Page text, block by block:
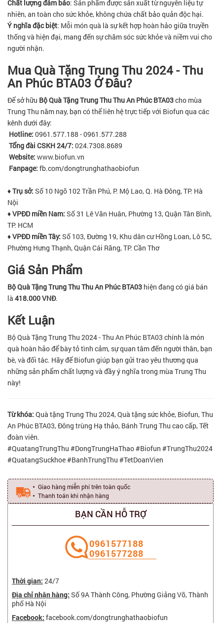
Chất lượng đảm bảo: Sản phẩm được sản xuất từ nguyên liệu tự
nhiên, an toàn cho sức khỏe, không chứa chất bảo quản độc hại.
Ý nghĩa đặc biệt: Mỗi món quà là sự kết hợp hoàn hảo giữa truyền
thống và hiện đại, mang đến sự chăm sóc sức khỏe và niềm vui cho
người nhận.
Mua Quà Tặng Trung Thu 2024 - Thu
An Phúc BTA03 Ở Đâu?
Để sở hữu Bộ Quà Tặng Trung Thu Thu An Phúc BTA03cho mùa
Trung Thu năm nay, bạn có thể liên hệ trực tiếp với Biofun qua các
kênh dưới đây:
Hotline: 0961.577.188 - 0961.577.288
Tổng đài CSKH 24/7: 024.7308.8689
Website: www.biofun.vn
Fanpage: fb.com/dongtrunghathaobiofun
♦ Trụ sở: Số 10 Ngõ 102 Trần Phú, P. Mộ Lao, Q. Hà Đông, TP. Hà
Nội
♦VPĐD miền Nam: Số 31 Lê Văn Huân, Phường 13, Quận Tân Bình,
TP. HCM
♦VPĐD miền Tây: Số 103, Đường 19, Khu dân cư Hồng Loan, Lô 5C,
Phường Hưng Thạnh, Quận Cái Răng, TP. Cần Thơ
Giá Sản Phẩm
Bộ Quà Tặng Trung Thu Thu An Phúc BTA03 hiện đang có giá bán
là 418.000 VNĐ.
Kết Luận
Bộ Quà Tặng Trung Thu 2024 - Thu An Phúc BTA03 chính là món
quà hoàn hảo để bày tỏ tình cảm, sự quan tâm đến người thân, bạn
bè, và đối tác. Hãy để Biofun giúp bạn gửi trao yêu thương qua
những sản phẩm chất lượng và đầy ý nghĩa trong mùa Trung Thu
này!
Từ khóa: Quà tặng Trung Thu 2024, Quà tặng sức khỏe, Biofun, Thu
An Phúc BTA03, Đông trùng Hạ thảo, Bánh Trung Thu cao cấp, Tết
đoàn viên.
#QuatangTrungThu #DongTrungHaThao #Biofun #TrungThu2024
#QuatangSuckhoe #BanhTrungThu #TetDoanVien
Giao hàng miễn phí trên toàn quốc
Thanh toán khi nhận hàng
BẠN CẦN HỖ TRỢ
‭0961577188
0961577288
Thời gian: 24/7
Địa chỉ nhận hàng: Số 9A Thành Công, Phường Giảng Võ, Thành
phố Hà Nội
Facebook: facebook.com/dongtrunghathaobiofun